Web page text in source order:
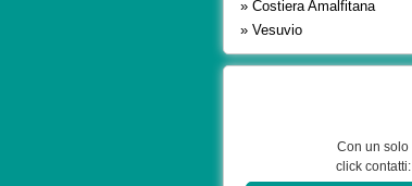
» Costiera Amalfitana
» Vesuvio
Con un solo
click contatti: